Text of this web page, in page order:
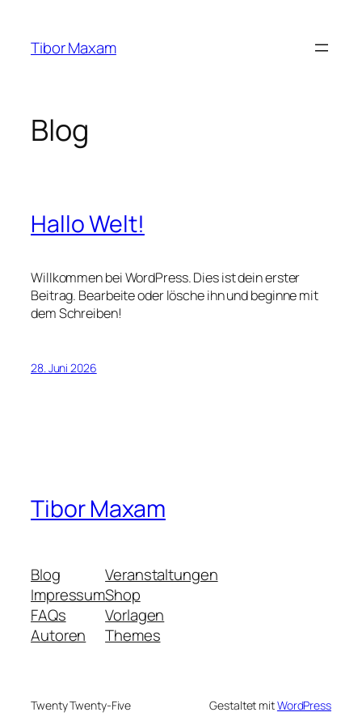
springen
Tibor Maxam
Blog
Hallo Welt!
Willkommen bei WordPress. Dies ist dein erster
Beitrag. Bearbeite oder lösche ihn und beginne mit
dem Schreiben!
28. Juni 2026
Tibor Maxam
Blog
Impressum
FAQs
Autoren
Veranstaltungen
Shop
Vorlagen
Themes
Twenty Twenty-Five Gestaltet mitWordPress